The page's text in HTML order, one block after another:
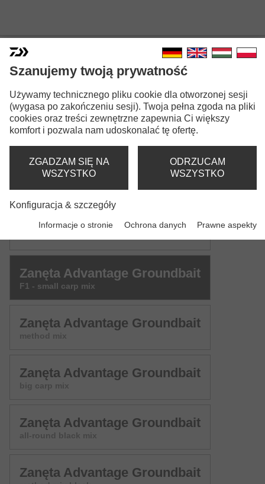
ZANĘTA ADVANTAGE
GROUNDBAIT MIX
Wersje modeli: 9
Zanęta Advantage Groundbait
Zanęta Advantage Groundbait
Zanęta Advantage Groundbait
F1 - small carp mix
Zanęta Advantage Groundbait
method mix
Zanęta Advantage Groundbait
big carp mix
Zanęta Advantage Groundbait
all-round black mix
Zanęta Advantage Groundbait
Szanujemy twoją prywatność
Używamy technicznego pliku cookie dla otworzonej sesji
(wygasa po zakończeniu sesji). Twoja pełna zgoda na pliki
cookies oraz treści zewnętrzne zapewnia Ci większy
komfort i pozwala nam udoskonalać tę ofertę.
ZGADZAM SIĘ NA
WSZYSTKO
ODRZUCAM
WSZYSTKO
Konfiguracja & szczegóły
Informacje o stronie Ochrona danych Prawne aspekty